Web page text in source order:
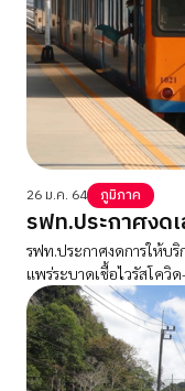
26 ม.ค. 64 ภูมิภาค
รฟท.ประกาศงด
รฟท.ประกาศงดการให้บ
แพร่ระบาดเชื้อไวรัสโควิ